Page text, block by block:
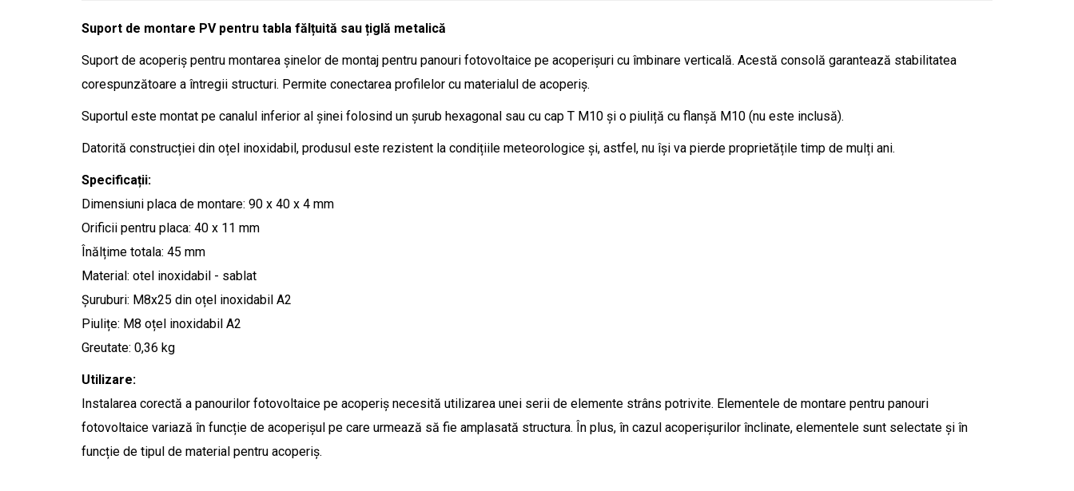
Suport de montare PV pentru tabla fălțuită sau țiglă metalică
Suport de acoperiș pentru montarea șinelor de montaj pentru panouri fotovoltaice pe acoperișuri cu îmbinare verticală. Acestă consolă garantează stabilitatea
corespunzătoare a întregii structuri. Permite conectarea profilelor cu materialul de acoperiș.
Suportul este montat pe canalul inferior al șinei folosind un șurub hexagonal sau cu cap T M10 și o piuliță cu flanșă M10 (nu este inclusă).
Datorită construcției din oțel inoxidabil, produsul este rezistent la condițiile meteorologice și, astfel, nu își va pierde proprietățile timp de mulți ani.
Specificații:
Dimensiuni placa de montare: 90 x 40 x 4 mm
Orificii pentru placa: 40 x 11 mm
Înălțime totala: 45 mm
Material: otel inoxidabil - sablat
Șuruburi: M8x25 din oțel inoxidabil A2
Piulițe: M8 oțel inoxidabil A2
Greutate: 0,36 kg
Utilizare:
Instalarea corectă a panourilor fotovoltaice pe acoperiș necesită utilizarea unei serii de elemente strâns potrivite. Elementele de montare pentru panouri
fotovoltaice variază în funcție de acoperișul pe care urmează să fie amplasată structura. În plus, în cazul acoperișurilor înclinate, elementele sunt selectate și în
funcție de tipul de material pentru acoperiș.